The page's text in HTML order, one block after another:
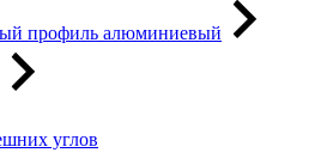
профиль алюминиевый
углов